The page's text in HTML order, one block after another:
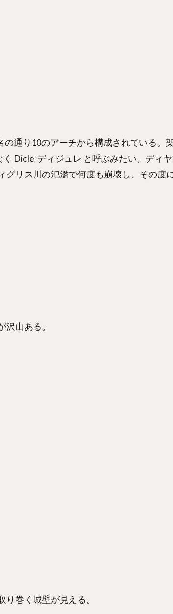
の通り10のアーチから構成されている。
Dicle; ディジュレ と呼ぶみたい。ディ
グリス川の氾濫で何度も崩壊し、その度
山ある。
り巻く城壁が見える。